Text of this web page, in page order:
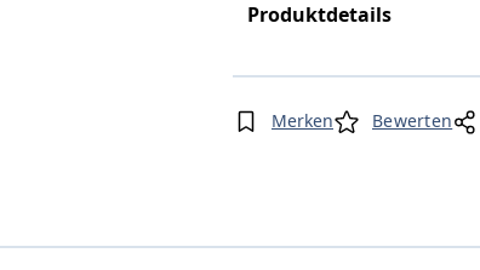
Produktdetails
Merken Bewerten